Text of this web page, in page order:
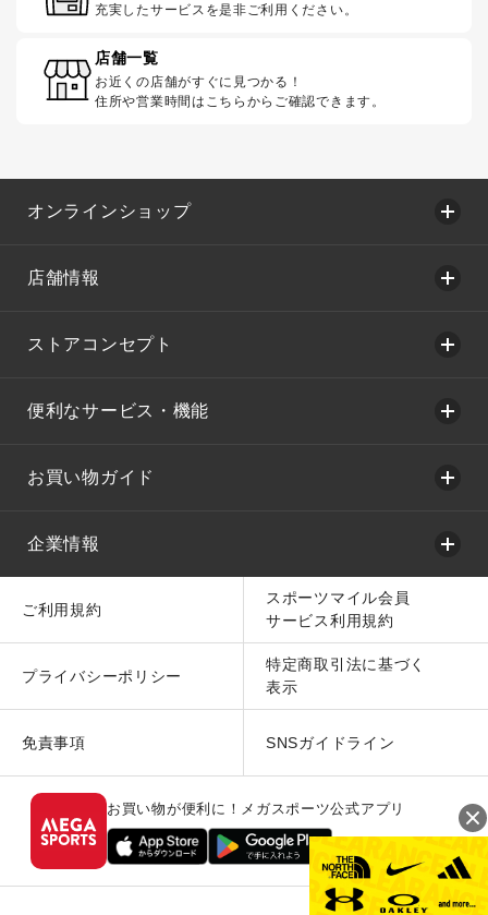
充実したサービスを是非ご利用ください。
店舗一覧
お近くの店舗がすぐに見つかる！
住所や営業時間はこちらからご確認できます。
オンラインショップ
店舗情報
ストアコンセプト
便利なサービス・機能
お買い物ガイド
企業情報
ご利用規約
スポーツマイル会員
サービス利用規約
プライバシーポリシー
特定商取引法に基づく
表示
免責事項 SNSガイドライン
お買い物が便利に！メガスポーツ公式アプリ